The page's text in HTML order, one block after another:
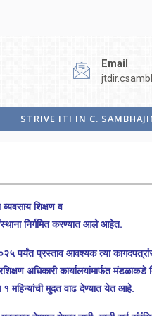
Email
STRIVE ITI IN C.
सर्व जिल्हा व्यवसाय शिक्षण व
निर्गमित करण्यात आले आहेत.
पर्यंत प्रस्ताव आवश्यक त्या
अधिकारी कार्यालयांमार्फत
१ महिन्यांची मुदत वाढ देण्यात येत आहे.